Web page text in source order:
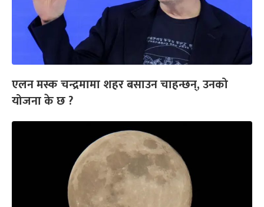
एलन मस्क चन्द्रमामा शहर बसाउन चाहन्छन्, उनको
योजना के छ ?